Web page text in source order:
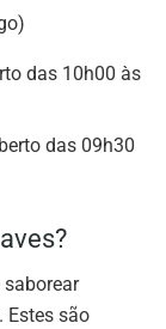
das 10h00 às
das 09h30
Estes são